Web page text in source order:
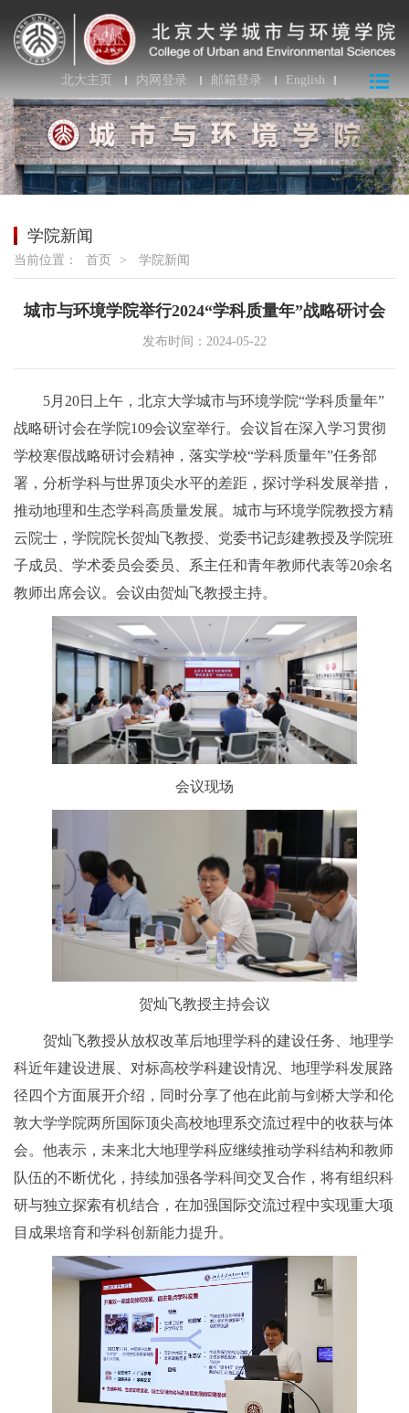
北大主页 内网登录 邮箱登录 English
学院新闻
当前位置： 首页 > 学院新闻
城市与环境学院举行2024“学科质量年”战略研讨会
发布时间：2024-05-22
5月20日上午，北京大学城市与环境学院“学科质量年”
战略研讨会在学院109会议室举行。会议旨在深入学习贯彻
学校寒假战略研讨会精神，落实学校“学科质量年”任务部
署，分析学科与世界顶尖水平的差距，探讨学科发展举措，
推动地理和生态学科高质量发展。城市与环境学院教授方精
云院士，学院院长贺灿飞教授、党委书记彭建教授及学院班
子成员、学术委员会委员、系主任和青年教师代表等20余名
教师出席会议。会议由贺灿飞教授主持。
会议现场
贺灿飞教授主持会议
贺灿飞教授从放权改革后地理学科的建设任务、地理学
科近年建设进展、对标高校学科建设情况、地理学科发展路
径四个方面展开介绍，同时分享了他在此前与剑桥大学和伦
敦大学学院两所国际顶尖高校地理系交流过程中的收获与体
会。他表示，未来北大地理学科应继续推动学科结构和教师
队伍的不断优化，持续加强各学科间交叉合作，将有组织科
研与独立探索有机结合，在加强国际交流过程中实现重大项
目成果培育和学科创新能力提升。